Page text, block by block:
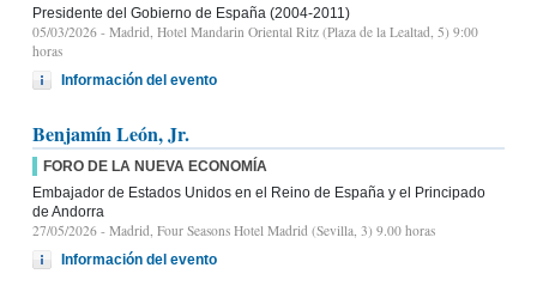
Presidente del Gobierno de España (2004-2011)
05/03/2026 - Madrid, Hotel Mandarin Oriental Ritz (Plaza de la Lealtad, 5) 9:00
horas
Información del evento
Benjamín León, Jr.
FORO DE LA NUEVA ECONOMÍA
Embajador de Estados Unidos en el Reino de España y el Principado
de Andorra
27/05/2026 - Madrid, Four Seasons Hotel Madrid (Sevilla, 3) 9.00 horas
Información del evento